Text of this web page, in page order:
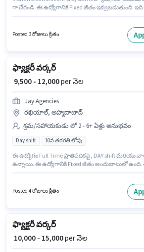
గా చేరండి. ఈ ఉద్యోగానికి Fixed జీతం ఇవ్వబడుతుంది. ఇది
అభ్యర్థులు ఈ ఉద్యోగానికి అప్లై చేసుకోవచ్చు. ఈ ఉద్యోగం 1 -
అనుభవం ఉన్న వారికి కోసం, నెల జీతం ₹12000 ఉంటుంది.
Posted 3 రోజులు క్రితం
ఫ్యాక్టరీ వర్కర్
₹ 9,500 - 12,000per నెల
Jay Agencies
రఖియాల్, అహ్మదాబాద్
శ్రమ/సహాయకుడు లో 2 - 6+ ఏళ్లు అనుభవం
Day shift 10వ తరగతి లోపు
ఈ ఉద్యోగం Full Time ప్రాతిపదికపై, DAY shift మరియు
ఉన్నాయి. ఈ ఉద్యోగానికి Fixed జీతం అందుబాటులో ఉంది. ఈ
రఖియాల్, అహ్మదాబాద్ లో ఉంది. JAY AGENCIES
ఫ్యాక్టరీ వర్కర్ ఉద్యోగానికి క్రియాశీలకంగా నియామకం
Posted 4 రోజులు క్రితం
ఫ్యాక్టరీ వర్కర్
₹ 10,000 - 15,000per నెల